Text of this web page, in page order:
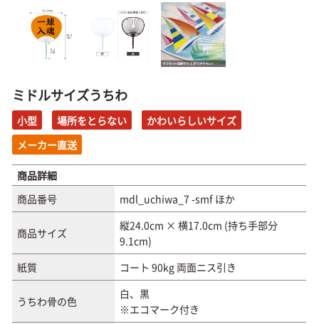
ミドルサイズうちわ
小型 場所をとらない
かわいらしいサイズ
メーカー直送
商品詳細
商品番号
mdl_uchiwa_7 -smf ほか
商品サイズ
縦24.0cm × 横17.0cm (持ち手部分
9.1cm)
紙質
コート 90kg 両面ニス引き
うちわ骨の色
白、黒
※エコマーク付き